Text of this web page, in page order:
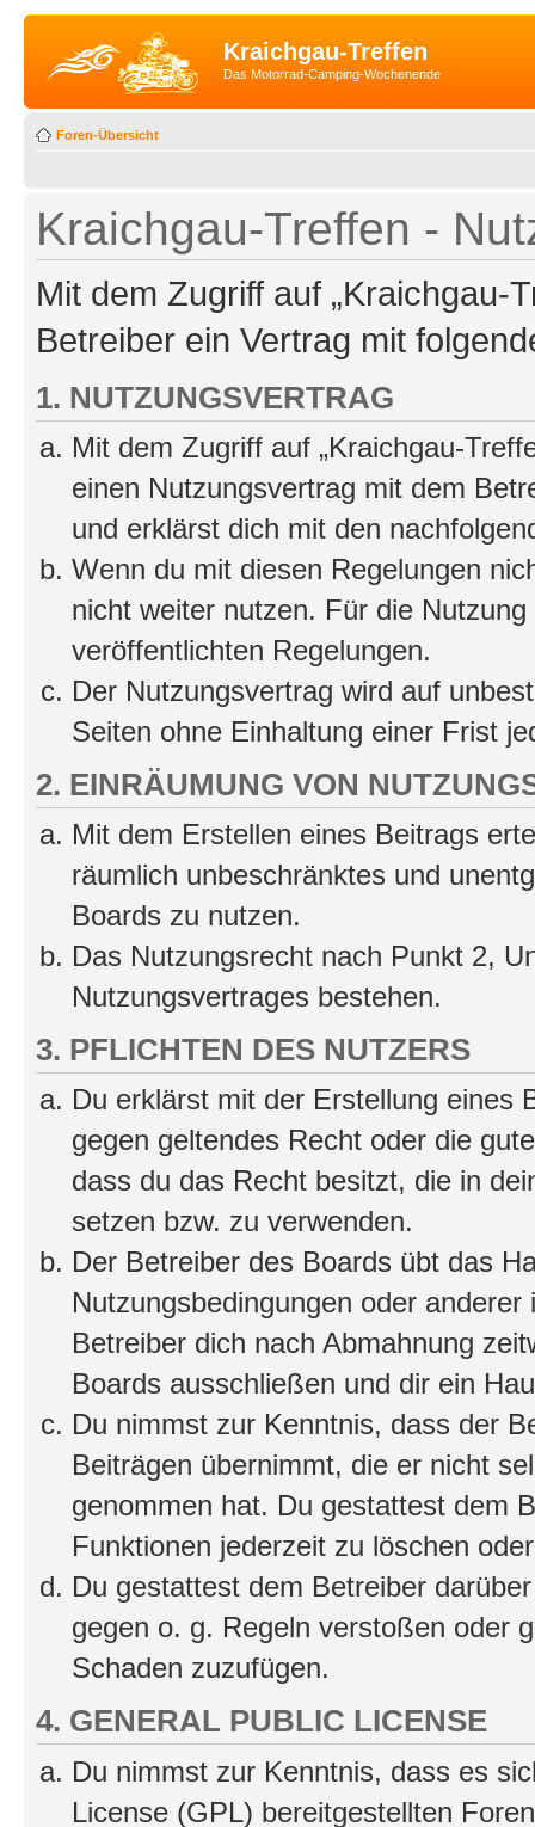
Kraichgau-Treffen
Das Motorrad-Camping-Wochenende
Foren-Übersicht
Kraichgau-Treffen -
Mit dem Zugriff auf „Kraichgau-
Betreiber ein Vertrag mit
1. NUTZUNGSVERTRAG
Mit dem Zugriff auf „Kraichgau-
einen Nutzungsvertrag mit dem
und erklärst dich mit den
Wenn du mit diesen Regelungen
nicht weiter nutzen. Für die
veröffentlichten Regelungen.
Der Nutzungsvertrag wird auf
Seiten ohne Einhaltung einer Frist
2. EINRÄUMUNG VON
Mit dem Erstellen eines Beitrags
räumlich unbeschränktes und
Boards zu nutzen.
Das Nutzungsrecht nach Punkt 2,
Nutzungsvertrages bestehen.
3. PFLICHTEN DES NUTZERS
Du erklärst mit der Erstellung eines
gegen geltendes Recht oder die
dass du das Recht besitzt, die in
setzen bzw. zu verwenden.
Der Betreiber des Boards übt das
Nutzungsbedingungen oder
Betreiber dich nach Abmahnung
Boards ausschließen und dir ein
Du nimmst zur Kenntnis, dass der
Beiträgen übernimmt, die er nicht
genommen hat. Du gestattest dem
Funktionen jederzeit zu löschen
Du gestattest dem Betreiber
gegen o. g. Regeln verstoßen oder
Schaden zuzufügen.
4. GENERAL PUBLIC LICENSE
Du nimmst zur Kenntnis, dass es
License (GPL) bereitgestellten